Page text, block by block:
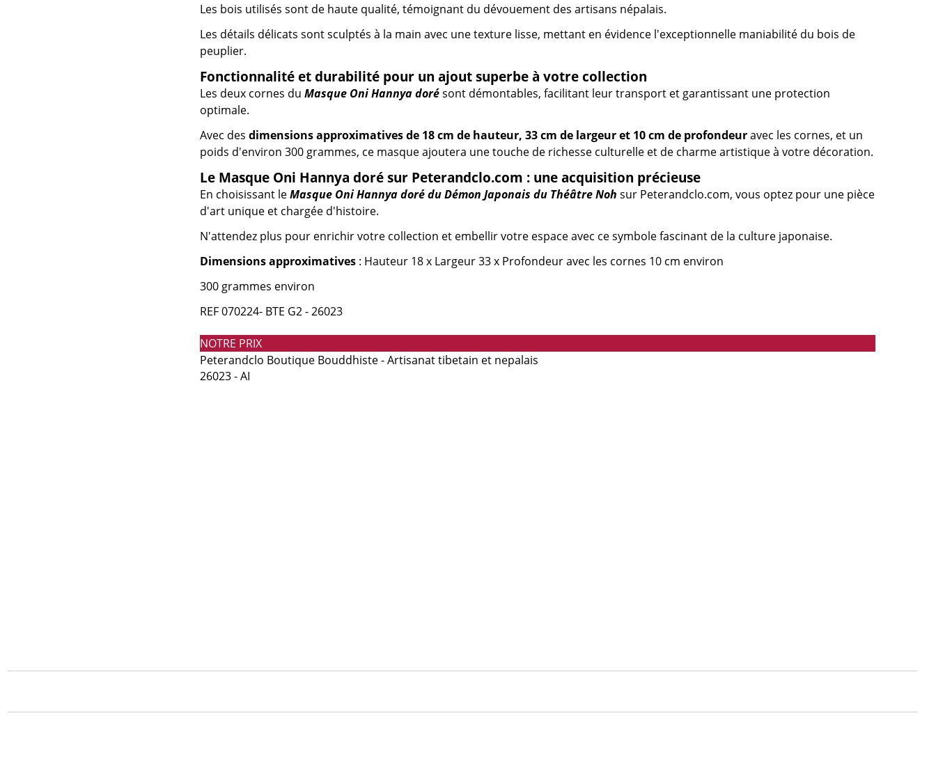
Les bois utilisés sont de haute qualité, témoignant du dévouement des artisans népalais.
Les détails délicats sont sculptés à la main avec une texture lisse, mettant en évidence l'exceptionnelle maniabilité du bois de
peuplier.
Fonctionnalité et durabilité pour un ajout superbe à votre collection
Les deux cornes du Masque Oni Hannya dorésont démontables, facilitant leur transport et garantissant une protection
optimale.
Avec des dimensions approximatives de 18 cm de hauteur, 33 cm de largeur et 10 cm de profondeuravec les cornes, et un
poids d'environ 300 grammes, ce masque ajoutera une touche de richesse culturelle et de charme artistique à votre décoration.
Le Masque Oni Hannya doré sur Peterandclo.com : une acquisition précieuse
En choisissant leMasque Oni Hannya doré du Démon Japonais du Théâtre Noh sur Peterandclo.com, vous optez pour une pièce
d'art unique et chargée d'histoire.
N'attendez plus pour enrichir votre collection et embellir votre espace avec ce symbole fascinant de la culture japonaise.
Dimensions approximatives : Hauteur 18 x Largeur 33 x Profondeur avec les cornes 10 cm environ
300 grammes environ
REF 070224- BTE G2 - 26023
NOTRE PRIX
Peterandclo Boutique Bouddhiste - Artisanat tibetain et nepalais
26023 - AI